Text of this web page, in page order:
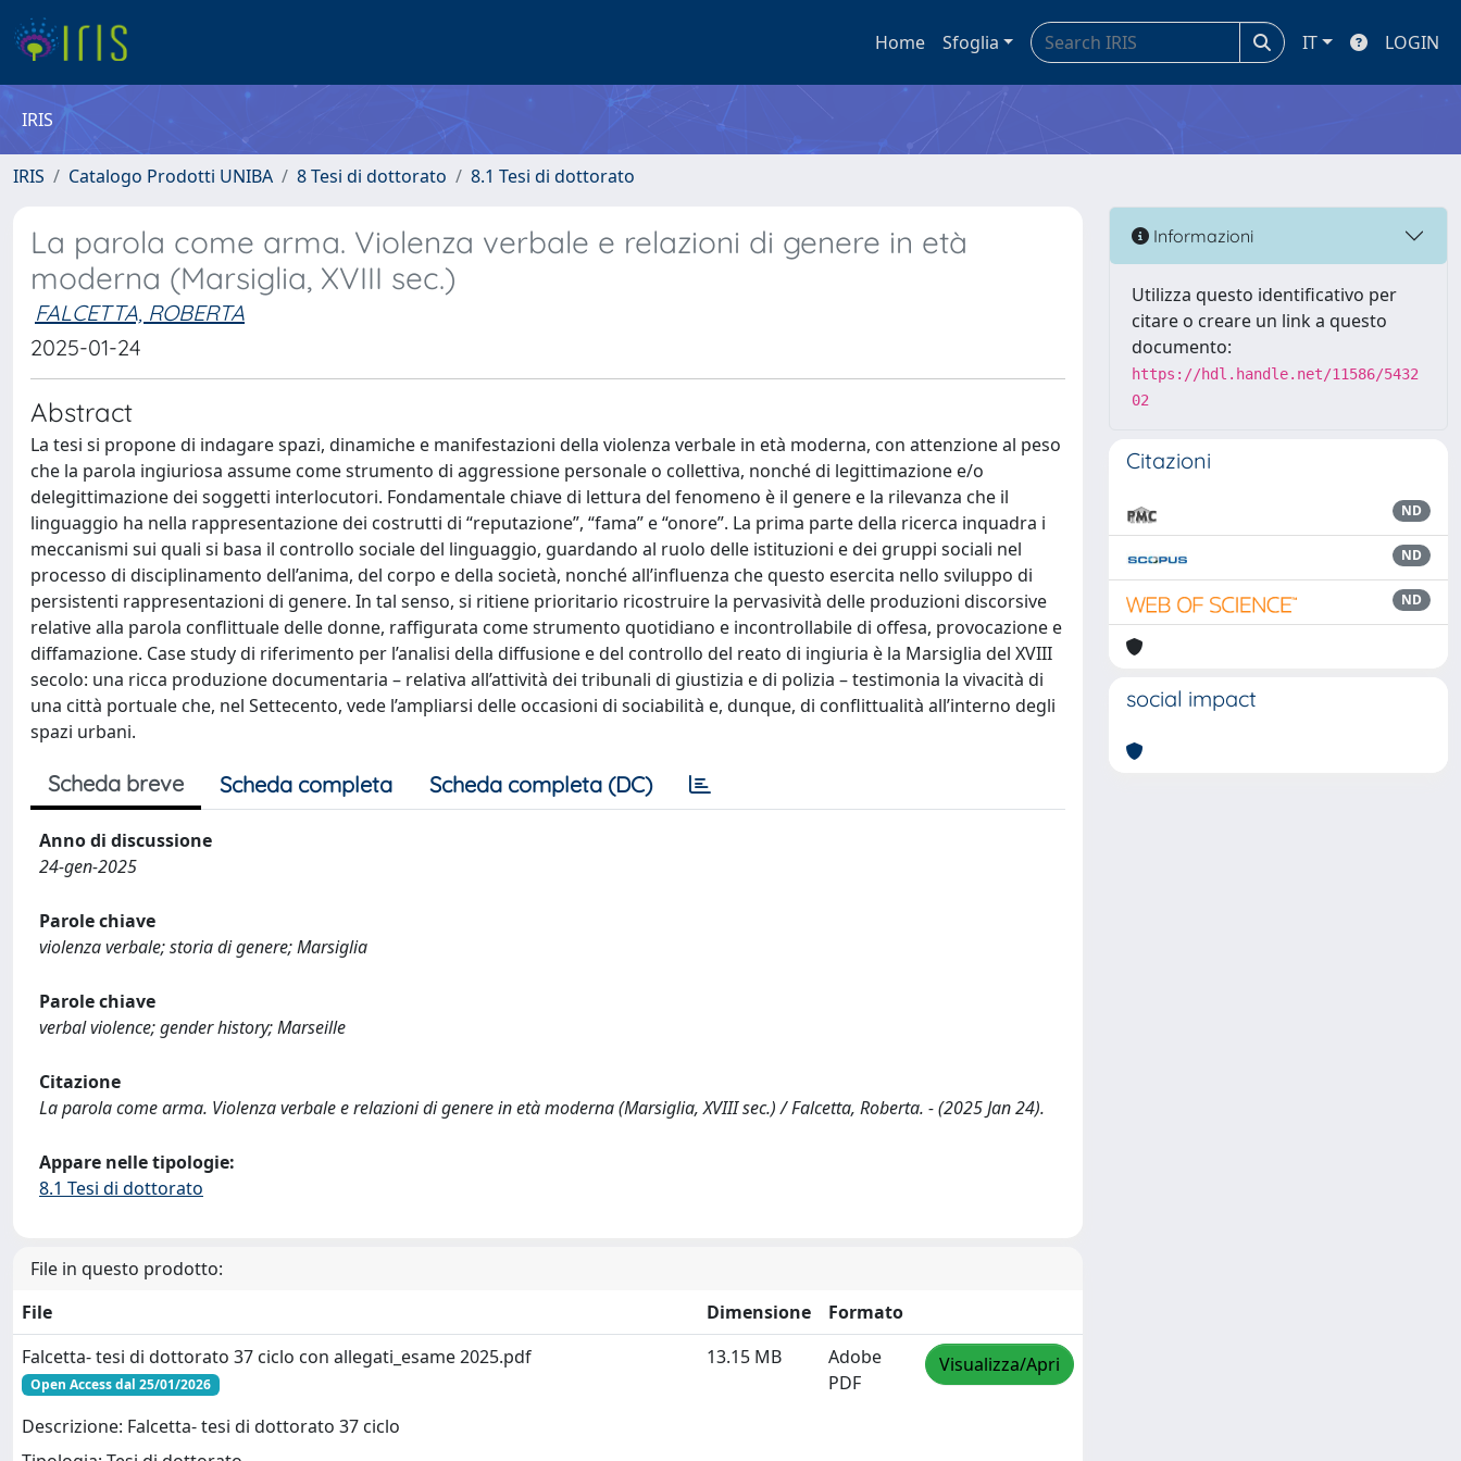
Home Sfoglia IT LOGIN
IRIS
IRIS Catalogo Prodotti UNIBA 8 Tesi di dottorato 8.1 Tesi di dottorato
La parola come arma. Violenza verbale e relazioni di genere in età
moderna (Marsiglia, XVIII sec.)
FALCETTA, ROBERTA
2025-01-24
Abstract
La tesi si propone di indagare spazi, dinamiche e manifestazioni della violenza verbale in età moderna, con attenzione al peso
che la parola ingiuriosa assume come strumento di aggressione personale o collettiva, nonché di legittimazione e/o
delegittimazione dei soggetti interlocutori. Fondamentale chiave di lettura del fenomeno è il genere e la rilevanza che il
linguaggio ha nella rappresentazione dei costrutti di “reputazione”, “fama” e “onore”. La prima parte della ricerca inquadra i
meccanismi sui quali si basa il controllo sociale del linguaggio, guardando al ruolo delle istituzioni e dei gruppi sociali nel
processo di disciplinamento dell’anima, del corpo e della società, nonché all’influenza che questo esercita nello sviluppo di
persistenti rappresentazioni di genere. In tal senso, si ritiene prioritario ricostruire la pervasività delle produzioni discorsive
relative alla parola conflittuale delle donne, raffigurata come strumento quotidiano e incontrollabile di offesa, provocazione e
diffamazione. Case study di riferimento per l’analisi della diffusione e del controllo del reato di ingiuria è la Marsiglia del XVIII
secolo: una ricca produzione documentaria – relativa all’attività dei tribunali di giustizia e di polizia – testimonia la vivacità di
una città portuale che, nel Settecento, vede l’ampliarsi delle occasioni di sociabilità e, dunque, di conflittualità all’interno degli
spazi urbani.
Scheda breve Scheda completa Scheda completa (DC)
Anno di discussione
24-gen-2025
Parole chiave
violenza verbale; storia di genere; Marsiglia
Parole chiave
verbal violence; gender history; Marseille
Citazione
La parola come arma. Violenza verbale e relazioni di genere in età moderna (Marsiglia, XVIII sec.) / Falcetta, Roberta. - (2025 Jan 24).
Appare nelle tipologie:
8.1 Tesi di dottorato
File in questo prodotto:
File
Dimensione
Formato
Falcetta- tesi di dottorato 37 ciclo con allegati_esame 2025.pdf
Open Access dal 25/01/2026
Descrizione: Falcetta- tesi di dottorato 37 ciclo
13.15 MB
Adobe
PDF
Visualizza/Apri
Informazioni
Utilizza questo identificativo per
citare o creare un link a questo
documento:
https://hdl.handle.net/11586/5432
02
Citazioni
ND
ND
ND
social impact